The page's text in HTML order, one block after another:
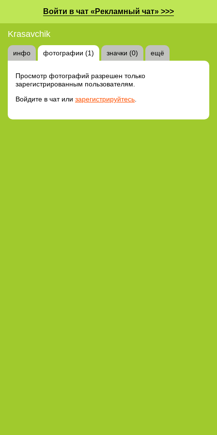
Войти в чат «Рекламный чат» >>>
Krasavchik
инфо фотографии (1) значки (0) ещё
Просмотр фотографий разрешен только
зарегистрированным пользователям.
Войдите в чат или зарегистрируйтесь